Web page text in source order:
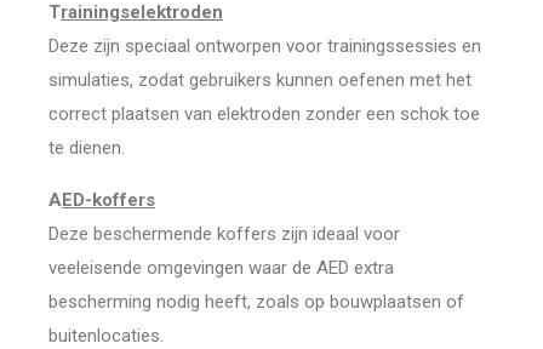
Trainingselektroden
Deze zijn speciaal ontworpen voor trainingssessies en
simulaties, zodat gebruikers kunnen oefenen met het
correct plaatsen van elektroden zonder een schok toe
te dienen.
AED-koffers
Deze beschermende koffers zijn ideaal voor
veeleisende omgevingen waar de AED extra
bescherming nodig heeft, zoals op bouwplaatsen of
buitenlocaties.